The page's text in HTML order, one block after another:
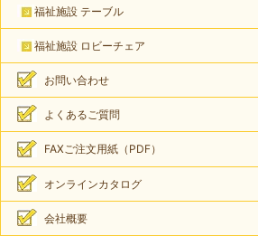
福祉施設 テーブル
福祉施設 ロビーチェア
お問い合わせ
よくあるご質問
FAXご注文用紙（PDF）
オンラインカタログ
会社概要